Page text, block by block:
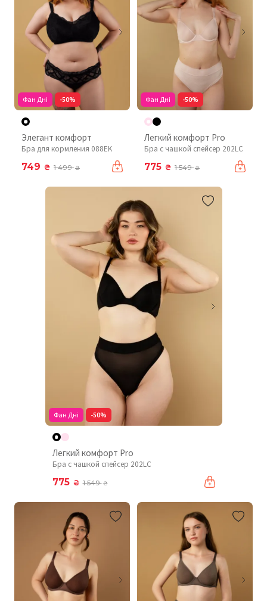
Фан Дні -50%
Элегант комфорт
Бра для кормления 088EK
749 ₴ 1 499₴
Фан Дні -50%
Легкий комфорт Pro
Бра с чашкой спейсер 202LC
775 ₴ 1 549₴
Фан Дні -50%
Легкий комфорт Pro
Бра с чашкой спейсер 202LC
775 ₴ 1 549₴